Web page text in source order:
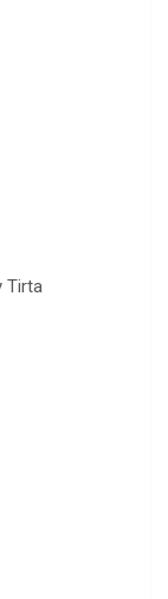
Tirta